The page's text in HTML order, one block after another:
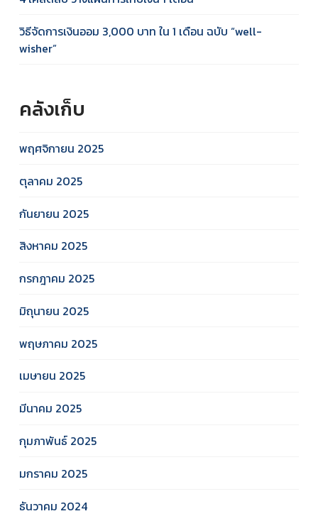
วิธีจัดการเงินออม 3,000 บาท ใน 1 เดือน ฉบับ “well-
wisher”
คลังเก็บ
พฤศจิกายน 2025
ตุลาคม 2025
กันยายน 2025
สิงหาคม 2025
กรกฎาคม 2025
มิถุนายน 2025
พฤษภาคม 2025
เมษายน 2025
มีนาคม 2025
กุมภาพันธ์ 2025
มกราคม 2025
ธันวาคม 2024